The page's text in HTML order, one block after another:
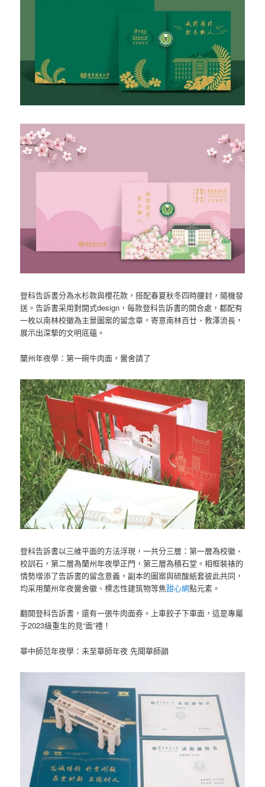
登科告訴書分為水杉款與櫻花款，搭配春夏秋冬四時腰封，隨機發
送。告訴書采用對開式design，每款登科告訴書的開合處，都配有
一枚以南林校徽為主景圖案的留念章，寄意南林百廿、教澤流長，
展示出深摯的文明底蘊。
蘭州年夜學：第一碗牛肉面，黌舍請了
登科告訴書以三維平面的方法浮現，一共分三層：第一層為校徽、
校訓石，第二層為蘭州年夜學正門，第三層為積石堂。相框裝裱的
情勢增添了告訴書的留念意義，副本的圖案與硫酸紙套彼此共同，
均采用蘭州年夜黌舍徽、標志性建筑物等焦甜心網點元素。
翻開登科告訴書，還有一張牛肉面券。上車餃子下車面，這是專屬
于2023級重生的見“面”禮！
華中師范年夜學：未至華師年夜 先聞華師韻